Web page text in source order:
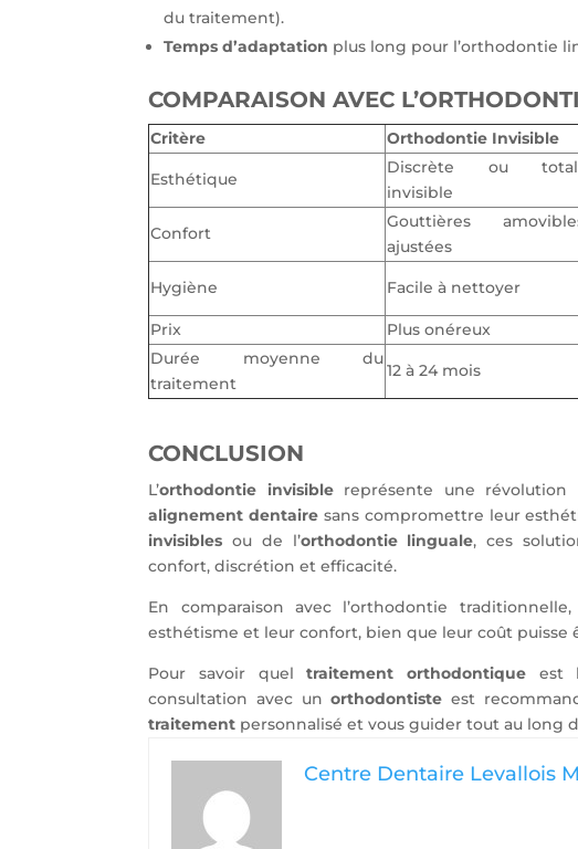
du traitement).
Temps d’adaptation plus long pour l’orthodontie
COMPARAISON AVEC
Critère Orthodontie Invisible
Esthétique
Discrète ou
invisible
Confort
Gouttières
ajustées
Hygiène Facile à nettoyer
Prix
Plus onéreux
Durée moyenne du
traitement
12 à 24 mois
CONCLUSION
L’orthodontie invisiblereprésente une révolution
alignement dentaire sans compromettre leur
invisibles ou de l’orthodontie linguale, ces
confort, discrétion et efficacité.
En comparaison avec l’orthodontie
esthétisme et leur confort, bien que leur coût puisse
Pour savoir queltraitement orthodontique est
consultation avec unorthodontiste est
traitement personnalisé et vous guider tout au long
Centre Dentaire Levallois